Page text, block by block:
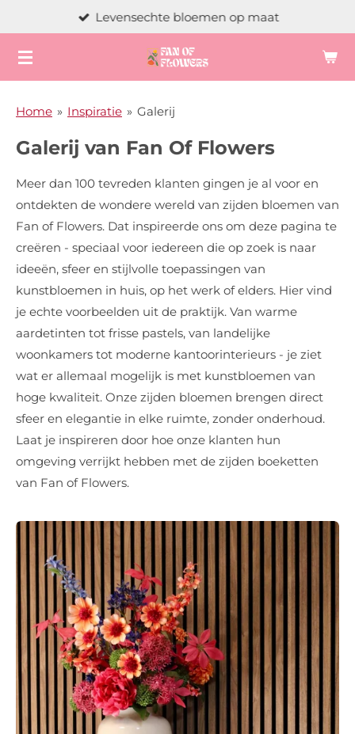
naar
de
Levensechte bloemen op maat
Home » Inspiratie » Galerij
Galerij van Fan Of Flowers
Meer dan 100 tevreden klanten gingen je al voor en
ontdekten de wondere wereld van zijden bloemen van
Fan of Flowers. Dat inspireerde ons om deze pagina te
creëren - speciaal voor iedereen die op zoek is naar
ideeën, sfeer en stijlvolle toepassingen van
kunstbloemen in huis, op het werk of elders. Hier vind
je echte voorbeelden uit de praktijk. Van warme
aardetinten tot frisse pastels, van landelijke
woonkamers tot moderne kantoorinterieurs - je ziet
wat er allemaal mogelijk is met kunstbloemen van
hoge kwaliteit. Onze zijden bloemen brengen direct
sfeer en elegantie in elke ruimte, zonder onderhoud.
Laat je inspireren door hoe onze klanten hun
omgeving verrijkt hebben met de zijden boeketten
van Fan of Flowers.